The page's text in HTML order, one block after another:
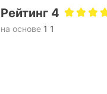
Рейтинг 4
на основе 1 1